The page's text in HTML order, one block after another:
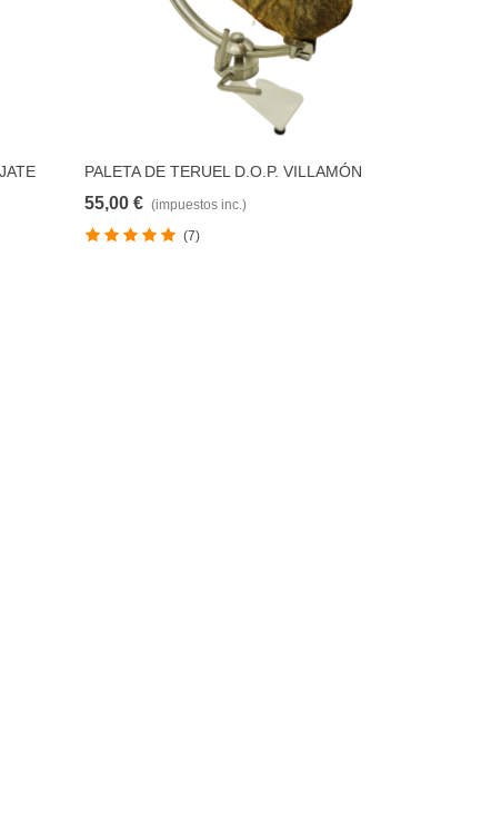
AÑADIR PARA COMPARAR
PALETA DE TERUEL D.O.P. VILLAMÓN
55,00 € (impuestos inc.)
(7)